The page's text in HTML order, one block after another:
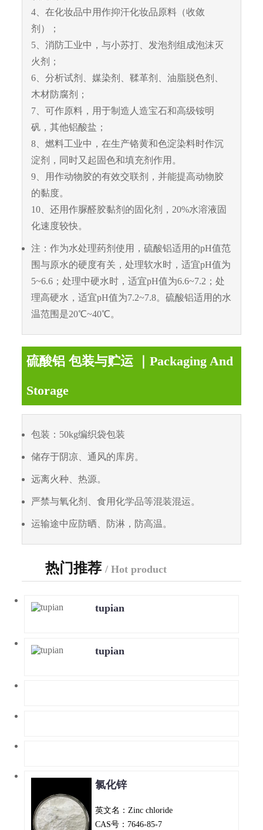
4、在化妆品中用作抑汗化妆品原料（收敛
剂）；
5、消防工业中，与小苏打、发泡剂组成泡沫灭
火剂；
6、分析试剂、媒染剂、鞣革剂、油脂脱色剂、
木材防腐剂；
7、可作原料，用于制造人造宝石和高级铵明
矾，其他铝酸盐；
8、燃料工业中，在生产铬黄和色淀染料时作沉
淀剂，同时又起固色和填充剂作用。
9、用作动物胶的有效交联剂，并能提高动物胶
的黏度。
10、还用作脲醛胶黏剂的固化剂，20%水溶液固
化速度较快。
注：作为水处理药剂使用，硫酸铝适用的pH值范
围与原水的硬度有关，处理软水时，适宜pH值为
5~6.6；处理中硬水时，适宜pH值为6.6~7.2；处
理高硬水，适宜pH值为7.2~7.8。硫酸铝适用的水
温范围是20℃~40℃。
硫酸铝 包装与贮运 ｜Packaging And
Storage
包装：50kg编织袋包装
储存于阴凉、通风的库房。
远离火种、热源。
严禁与氧化剂、食用化学品等混装混运。
运输途中应防晒、防淋，防高温。
热门推荐/ Hot product
tupian
tupian
氯化锌
英文名：Zinc chloride
CAS号：7646-85-7